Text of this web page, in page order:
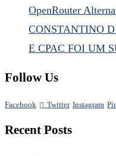
OpenRouter
CONSTANTINO
E CPAC FOI UM
Follow Us
Facebook Twitter Instagram
Recent Posts